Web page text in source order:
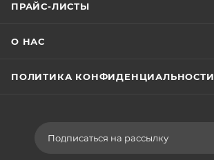
ПРАЙС-ЛИСТЫ
О НАС
ПОЛИТИКА КОНФИДЕНЦИАЛЬНОСТИ
Подписаться на рассылку